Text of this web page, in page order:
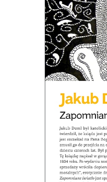
Po co dziś
to, aby się